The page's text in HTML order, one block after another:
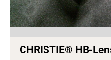
CHRISTIE® HB-